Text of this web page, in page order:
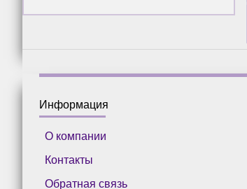
Информация
О компании
Контакты
Обратная связь